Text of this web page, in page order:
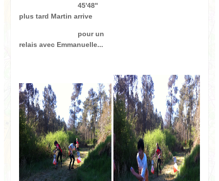
45'48''
plus tard Martin arrive
pour un
relais avec Emmanuelle...